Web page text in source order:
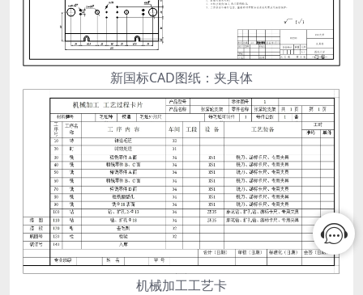
新国标CAD图纸：夹具体
机械加工工艺卡